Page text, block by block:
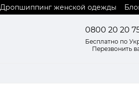
Дропшиппинг женской одежды
0800 20 20
Бесплатно по
Перезвонить